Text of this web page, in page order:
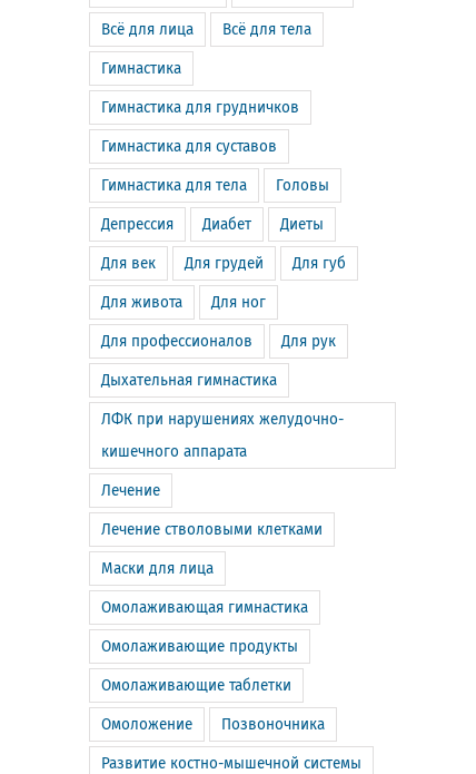
Всё для лица Всё для тела
Гимнастика
Гимнастика для грудничков
Гимнастика для суставов
Гимнастика для тела Головы
Депрессия Диабет Диеты
Для век Для грудей Для губ
Для живота Для ног
Для профессионалов Для рук
Дыхательная гимнастика
ЛФК при нарушениях желудочно-
кишечного аппарата
Лечение
Лечение стволовыми клетками
Маски для лица
Омолаживающая гимнастика
Омолаживающие продукты
Омолаживающие таблетки
Омоложение Позвоночника
Развитие костно-мышечной системы